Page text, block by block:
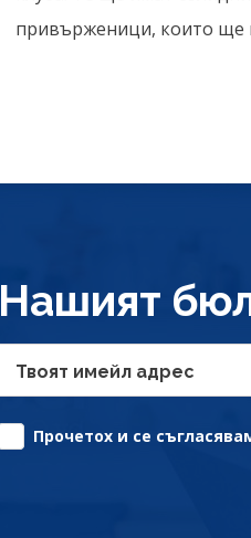
привърженици, които ще
Нашият
Твоят имейл адрес
Прочетох и се